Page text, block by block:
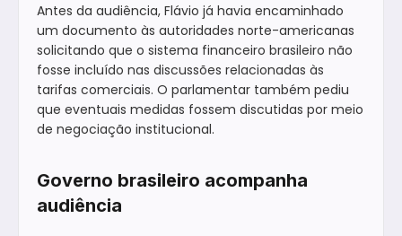
Antes da audiência, Flávio já havia encaminhado
um documento às autoridades norte-americanas
solicitando que o sistema financeiro brasileiro não
fosse incluído nas discussões relacionadas às
tarifas comerciais. O parlamentar também pediu
que eventuais medidas fossem discutidas por meio
de negociação institucional.
Governo brasileiro acompanha
audiência